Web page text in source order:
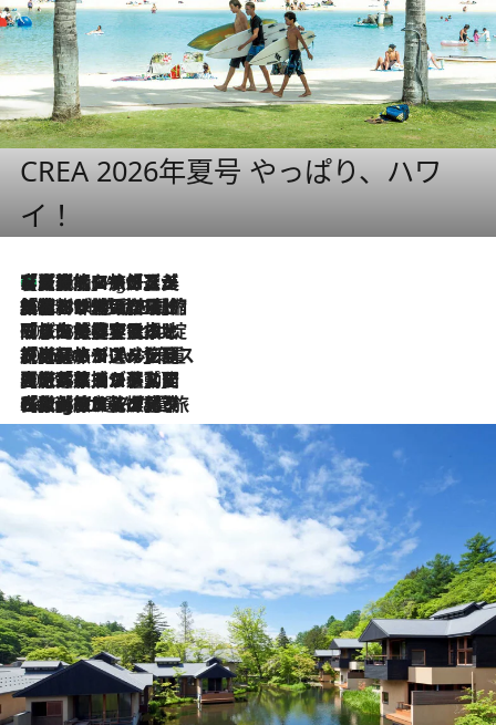
CREA 2026年夏号 やっぱり、ハワ
イ！
1 Hour Ago
【厳選旅コスメ】「多機能アイテムがメイン！」旅好き美容エディターが選んだ夏旅ベストコスメを発表【Mサイズジップ】
2026.8.6
「荷物が増えるほど旅ストレスは増す」美容ジャーナリストがたどり着いた最終結論。“化粧品を劇的に減らす”感動の凝縮美容とは
2026.8.6
「旅先には金髪ウィッグを持参」日本と同じメイクでは損してる!? 美容ジャーナリストが提案する“掟破りの旅美容”とは
2026.8.6
【厳選旅コスメ】「身軽さ＆UV対策重視！」ヘアアーティストshucoが選んだ夏旅ベストコスメを発表【Mサイズジップ】
2026.8.5
【厳選旅コスメ】国内をあちこち移動する河井菜摘が選んだ夏旅ベストコスメ発表！「リラックスアイテムはマスト」【Mサイズジップ】
2026.8.4
【厳選旅コスメ】「紫外線＆乾燥対策しながらメイク感も！」ヘア＆メイクGeorgeが選んだ夏旅ベストコスメを発表！【Mサイズジップ】